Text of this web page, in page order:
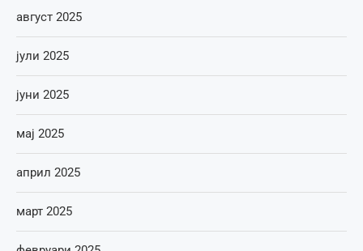
август 2025
јули 2025
јуни 2025
мај 2025
април 2025
март 2025